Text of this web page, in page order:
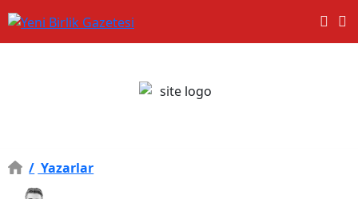
/ Yazarlar